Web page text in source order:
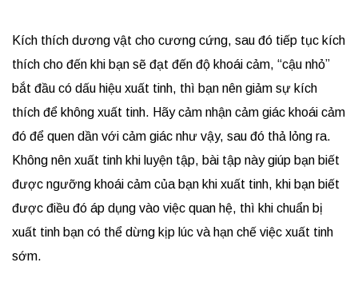
Kích thích dương vật cho cương cứng, sau đó tiếp tục kích
thích cho đến khi bạn sẽ đạt đến độ khoái cảm, “cậu nhỏ”
bắt đầu có dấu hiệu xuất tinh, thì bạn nên giảm sự kích
thích để không xuất tinh. Hãy cảm nhận cảm giác khoái cảm
đó để quen dần với cảm giác như vậy, sau đó thả lỏng ra.
Không nên xuất tinh khi luyện tập, bài tập này giúp bạn biết
được ngưỡng khoái cảm của bạn khi xuất tinh, khi bạn biết
được điều đó áp dụng vào việc quan hệ, thì khi chuẩn bị
xuất tinh bạn có thể dừng kịp lúc và hạn chế việc xuất tinh
sớm.